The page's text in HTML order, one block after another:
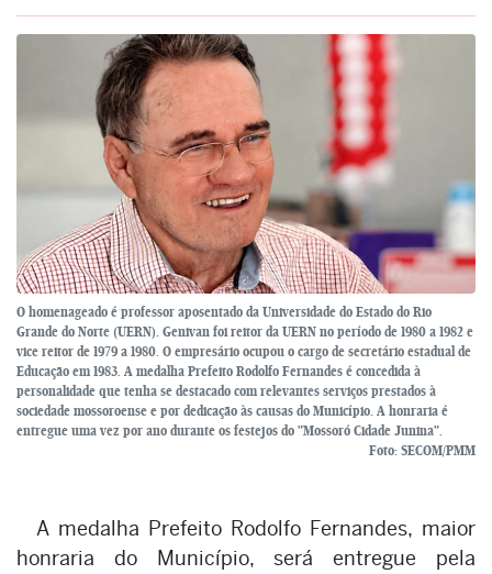
O homenageado é professor aposentado da Universidade do Estado do Rio
Grande do Norte (UERN). Genivan foi reitor da UERN no período de 1980 a 1982 e
vice reitor de 1979 a 1980. O empresário ocupou o cargo de secretário estadual de
Educação em 1983. A medalha Prefeito Rodolfo Fernandes é concedida à
personalidade que tenha se destacado com relevantes serviços prestados à
sociedade mossoroense e por dedicação às causas do Município. A honraria é
entregue uma vez por ano durante os festejos do "Mossoró Cidade Junina".
Foto: SECOM/PMM
A medalha Prefeito Rodolfo Fernandes, maior
honraria do Município, será entregue pela